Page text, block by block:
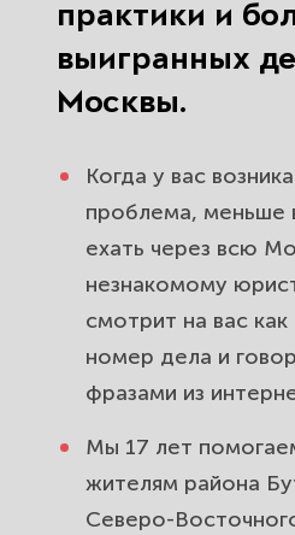
Помощь после
Бутырский:
спор со
кредитам в
Защитим от
Недвижимость
районе
застройщики,
Трудовые споры
Бутырский:
увольнение,
выплаты.
практики и
выигранных
Москвы.
Когда у вас
проблема, меньше
ехать через всю
незнакомому
смотрит на вас
номер дела и
фразами из
Мы 17 лет
жителям района
Северо-